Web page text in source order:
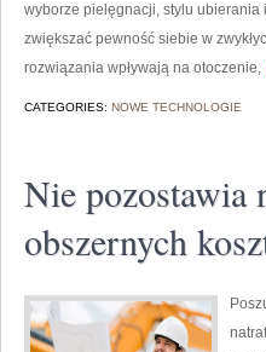
wyborze pielęgnacji, stylu
zwiększać pewność siebie w
rozwiązania wpływają na otoczenie,
CATEGORIES: NOWE TECHNOLOGIE
Nie pozostawia
obszernych